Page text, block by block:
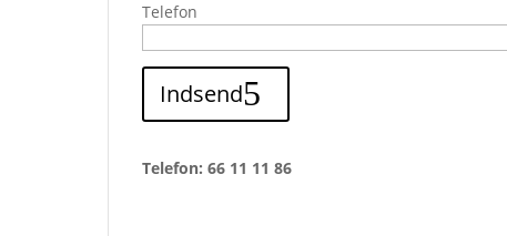
Telefon
Indsend
Telefon: 66 11 11 86